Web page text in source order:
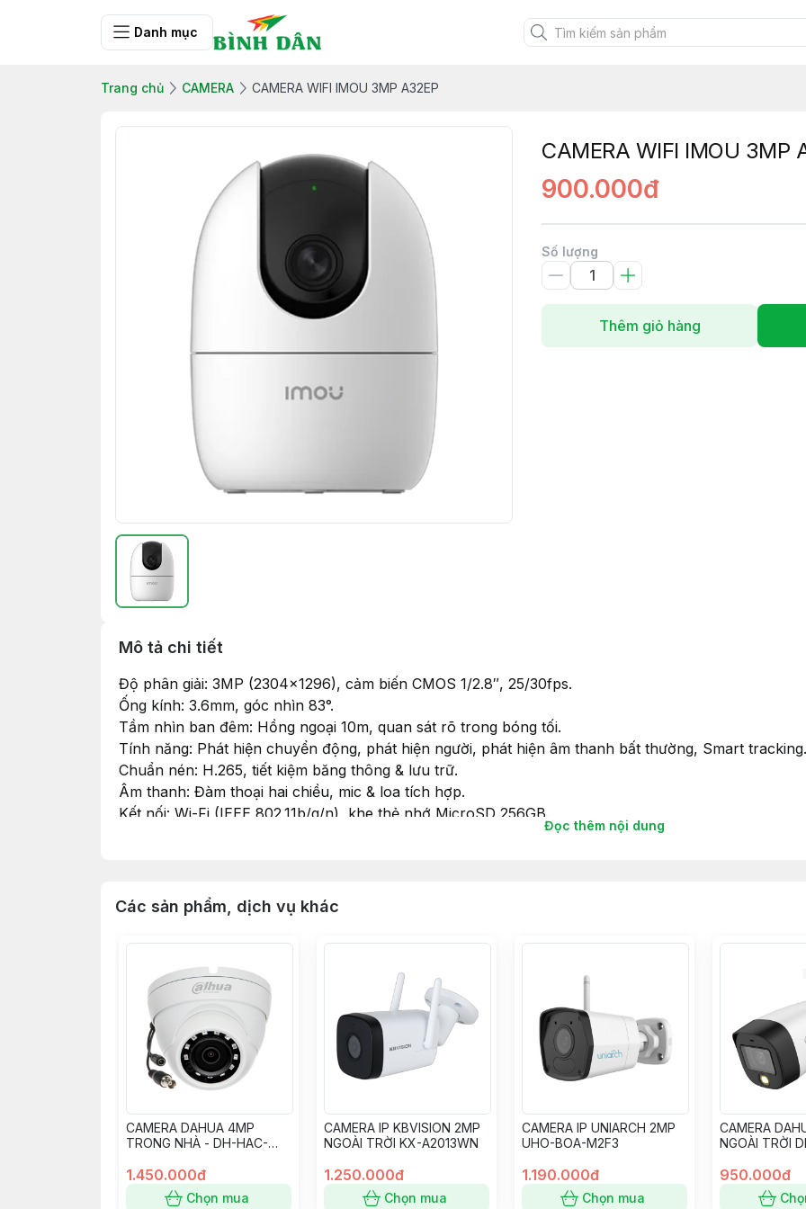
Danh mục
Trang chủ CAMERA CAMERA WIFI IMOU 3MP A32EP
CAMERA WIFI IMOU 3MP
900.000đ
Số lượng
Thêm giỏ hàng
Mô tả chi tiết
Độ phân giải: 3MP (2304×1296), cảm biến CMOS 1/2.8″, 25/30fps.
Ống kính: 3.6mm, góc nhìn 83°.
Tầm nhìn ban đêm: Hồng ngoại 10m, quan sát rõ trong bóng tối.
Tính năng: Phát hiện chuyển động, phát hiện người, phát hiện âm thanh bất thường, Smart tracking.
Chuẩn nén: H.265, tiết kiệm băng thông & lưu trữ.
Âm thanh: Đàm thoại hai chiều, mic & loa tích hợp.
Kết nối: Wi-Fi (IEEE 802.11b/g/n), khe thẻ nhớ MicroSD 256GB.
Đọc thêm nội dung
Các sản phẩm, dịch vụ khác
CAMERA DAHUA 4MP
TRONG NHÀ - DH-HAC-
1.450.000đ
Chọn mua
CAMERA IP KBVISION 2MP
NGOÀI TRỜI KX-A2013WN
1.250.000đ
Chọn mua
CAMERA IP UNIARCH 2MP
UHO-BOA-M2F3
1.190.000đ
Chọn mua
CAMERA
NGOÀI TRỜI
950.000đ